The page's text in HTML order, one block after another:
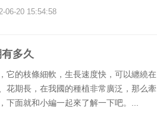
06-20 15:54:58
多久
它的枝條細軟，生長速度快，可以纏繞在
花期長，在我國的種植非常廣泛，那么牽
面就和小編一起來了解一下吧。...